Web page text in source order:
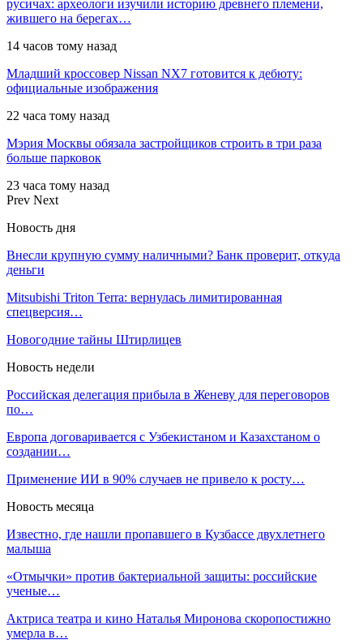
русичах: археологи изучили историю древнего племени,
жившего на берегах…
14 часов тому назад
Младший кроссовер Nissan NX7 готовится к дебюту:
официальные изображения
22 часа тому назад
Мэрия Москвы обязала застройщиков строить в три раза
больше парковок
23 часа тому назад
Prev Next
Новость дня
Внесли крупную сумму наличными? Банк проверит, откуда
деньги
Mitsubishi Triton Terra: вернулась лимитированная
спецверсия…
Новогодние тайны Штирлицев
Новость недели
Российская делегация прибыла в Женеву для переговоров
по…
Европа договаривается с Узбекистаном и Казахстаном о
создании…
Применение ИИ в 90% случаев не привело к росту…
Новость месяца
Известно, где нашли пропавшего в Кузбассе двухлетнего
малыша
«Отмычки» против бактериальной защиты: российские
ученые…
Актриса театра и кино Наталья Миронова скоропостижно
умерла в…